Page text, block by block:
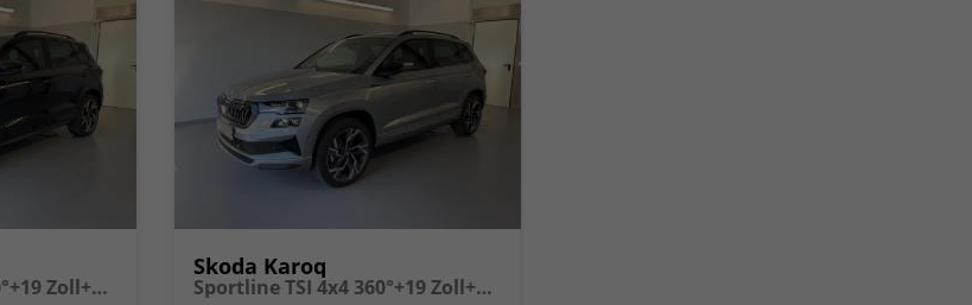
Sportline TSI 4x4 360°+19 Zoll+Navi+AHK+360°+ACC+Frontscheibe beheizbar+Travel Assist
Skoda Karoq
Sportline TSI 4x4 360°+19 Zoll+Navi+AHK+360°+ACC+Frontscheibe beheizbar+Travel Assist